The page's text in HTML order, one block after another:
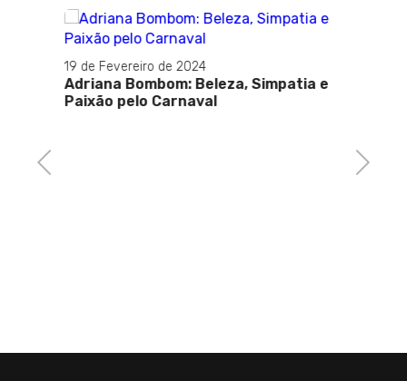
Previous
19 de Fevereiro de 2024
Adriana Bombom: Beleza, Simpatia e
Paixão pelo Carnaval
Next